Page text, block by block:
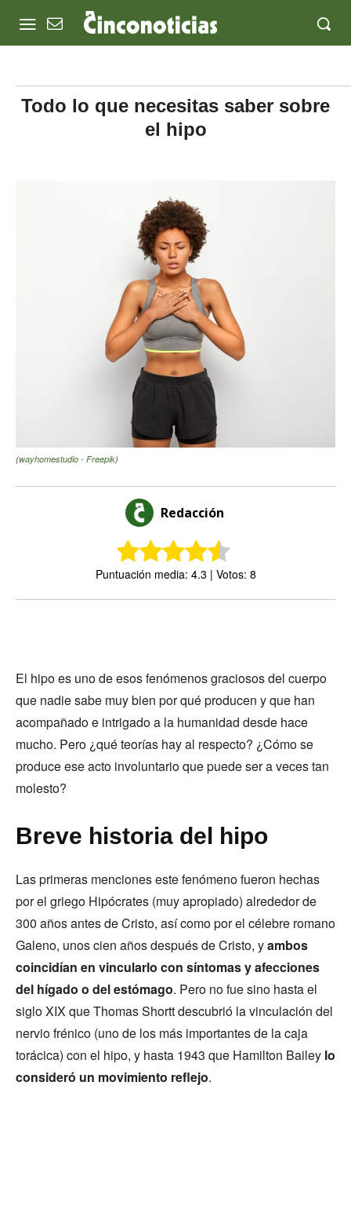
Todo lo que necesitas saber sobre
el hipo
(wayhomestudio - Freepik)
Redacción
Puntuación media: 4.3 | Votos: 8
El hipo es uno de esos fenómenos graciosos del cuerpo
que nadie sabe muy bien por qué producen y que han
acompañado e intrigado a la humanidad desde hace
mucho. Pero ¿qué teorías hay al respecto? ¿Cómo se
produce ese acto involuntario que puede ser a veces tan
molesto?
Breve historia del hipo
Las primeras menciones este fenómeno fueron hechas
por el griego Hipócrates (muy apropiado) alrededor de
300 años antes de Cristo, así como por el célebre romano
Galeno, unos cien años después de Cristo, yambos
coincidían en vincularlo con síntomas y afecciones
del hígado o del estómago. Pero no fue sino hasta el
siglo XIX que Thomas Shortt descubrió la vinculación del
nervio frénico (uno de los más importantes de la caja
torácica) con el hipo, y hasta 1943 que Hamilton Bailey lo
consideró un movimiento reflejo.